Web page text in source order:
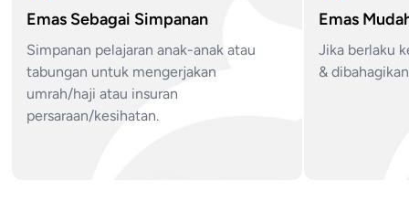
Emas Sebagai Simpanan
Simpanan pelajaran anak-anak atau
tabungan untuk mengerjakan
umrah/haji atau insuran
persaraan/kesihatan.
Emas
Jika berlaku
&